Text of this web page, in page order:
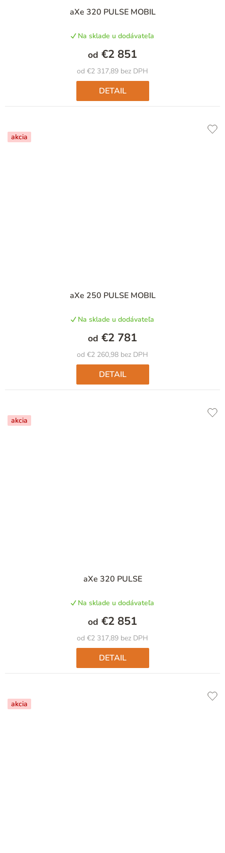
aXe 320 PULSE MOBIL
Na sklade u dodávateľa
od €2 317,89 bez DPH
od €2 851
DETAIL
akcia
aXe 250 PULSE MOBIL
Na sklade u dodávateľa
od €2 260,98 bez DPH
od €2 781
DETAIL
akcia
aXe 320 PULSE
Na sklade u dodávateľa
od €2 317,89 bez DPH
od €2 851
DETAIL
akcia